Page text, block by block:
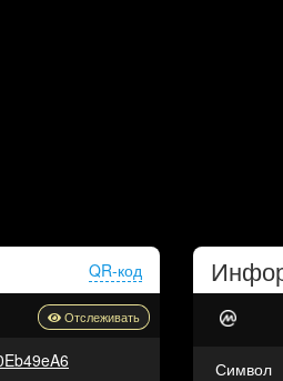
QR-код
Символ